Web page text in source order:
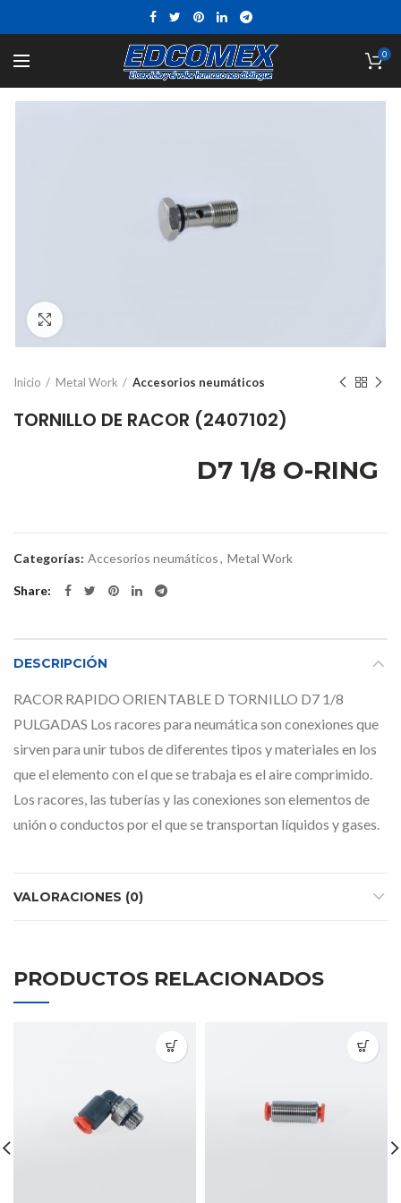
0
Inicio Metal Work Accesorios neumáticos
TORNILLO DE RACOR (2407102)
D7 1/8 O-RING
Categorías: Accesorios neumáticos, Metal Work
Share
DESCRIPCIÓN
RACOR RAPIDO ORIENTABLE D TORNILLO D7 1/8
PULGADAS Los racores para neumática son conexiones que
sirven para unir tubos de diferentes tipos y materiales en los
que el elemento con el que se trabaja es el aire comprimido.
Los racores, las tuberías y las conexiones son elementos de
unión o conductos por el que se transportan líquidos y gases.
VALORACIONES (0)
PRODUCTOS RELACIONADOS